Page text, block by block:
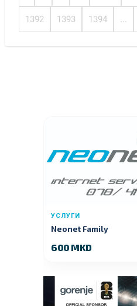
1392 1393 1394 ...
УСЛУГИ
Neonet Family
600 MKD